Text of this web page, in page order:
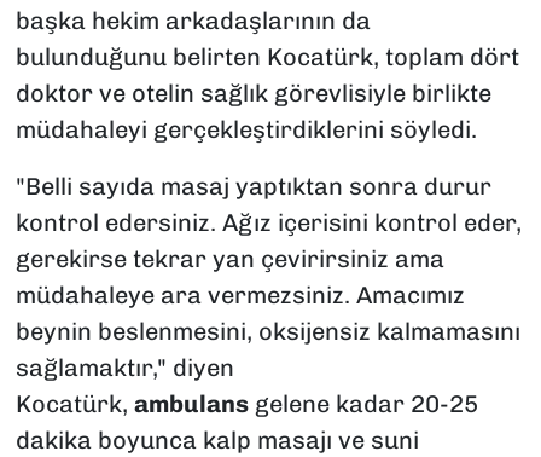
başka hekim arkadaşlarının da
bulunduğunu belirten Kocatürk, toplam dört
doktor ve otelin sağlık görevlisiyle birlikte
müdahaleyi gerçekleştirdiklerini söyledi.
"Belli sayıda masaj yaptıktan sonra durur
kontrol edersiniz. Ağız içerisini kontrol eder,
gerekirse tekrar yan çevirirsiniz ama
müdahaleye ara vermezsiniz. Amacımız
beynin beslenmesini, oksijensiz kalmamasını
sağlamaktır," diyen
Kocatürk, ambulansgelene kadar 20-25
dakika boyunca kalp masajı ve suni